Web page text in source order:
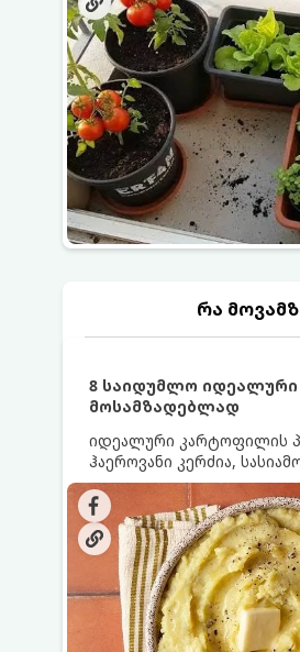
რა
8 საიდუმლო იდეალური
მოსამზადებლად
იდეალური კარტოფილის
ჰაეროვანი კერძია,
ნაღების-მოყვითალო
ძალიან მარტივია, მაგრამ
საიდუმლო, რომლებიც
პიურე იდეალურად